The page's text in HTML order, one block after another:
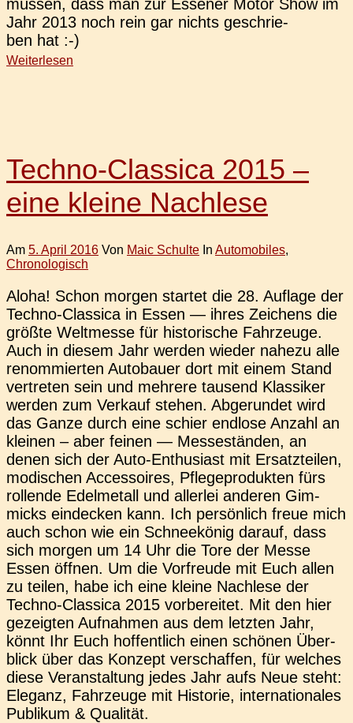
müssen, dass man zur Esse­ner Motor Show im
Jahr 2013 noch rein gar nichts geschrie­
ben hat :-)
Weiterlesen
Techno-Classica 2015 –
eine kleine Nachlese
Am 5. April 2016 Von Maic Schulte In Automobiles,
Chronologisch
Aloha! Schon morgen star­tet die 28. Auf­la­ge der
Techno-Clas­­si­­ca in Essen — ihres Zei­chens die
größte Welt­mes­se für his­to­ri­sche Fahr­zeu­ge.
Auch in diesem Jahr werden wieder nahezu alle
renom­mier­ten Auto­bau­er dort mit einem Stand
ver­tre­ten sein und meh­re­re tau­send Klas­si­ker
werden zum Ver­kauf stehen. Abge­run­det wird
das Ganze durch eine schier end­lo­se Anzahl an
klei­nen – aber feinen — Mes­se­stän­den, an
denen sich der Auto-Ent­hu­­si­ast mit Ersatz­tei­len,
modi­schen Acces­soires, Pfle­ge­pro­duk­ten fürs
rol­len­de Edel­me­tall und aller­lei ande­ren Gim­
micks ein­de­cken kann. Ich per­sön­lich freue mich
auch schon wie ein Schnee­kö­nig darauf, dass
sich morgen um 14 Uhr die Tore der Messe
Essen öffnen. Um die Vor­freu­de mit Euch allen
zu teilen, habe ich eine kleine Nach­le­se der
Techno-Clas­­si­­ca 2015 vor­be­rei­tet. Mit den hier
gezeig­ten Auf­nah­men aus dem letz­ten Jahr,
könnt Ihr Euch hof­fent­lich einen schö­nen Über­
blick über das Kon­zept ver­schaf­fen, für wel­ches
diese Ver­an­stal­tung jedes Jahr aufs Neue steht:
Ele­ganz, Fahr­zeu­ge mit His­to­rie, inter­na­tio­na­les
Publi­kum & Qualität.